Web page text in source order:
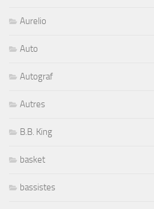
Aurelio
Auto
Autograf
Autres
B.B. King
basket
bassistes